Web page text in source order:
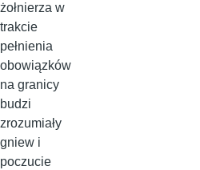
żołnierza w
trakcie
pełnienia
obowiązków
na granicy
budzi
zrozumiały
gniew i
poczucie